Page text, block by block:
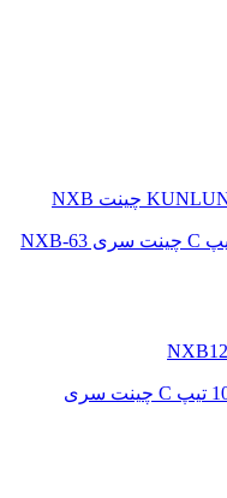
1,450,150 تومان
کلید مینیاتوری AC سه پل 125 آمپر 10kA تیپ C چینت سری